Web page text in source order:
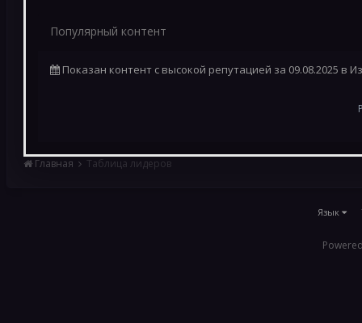
Популярный контент
Показан контент с высокой репутацией за 09.08.2025 в
Главная Таблица лидеров
Язык